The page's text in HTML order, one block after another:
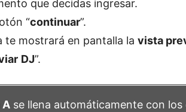
que decidas ingresar.
“continuar”.
te mostrará en pantalla la vista
DJ”.
se llena automáticamente con